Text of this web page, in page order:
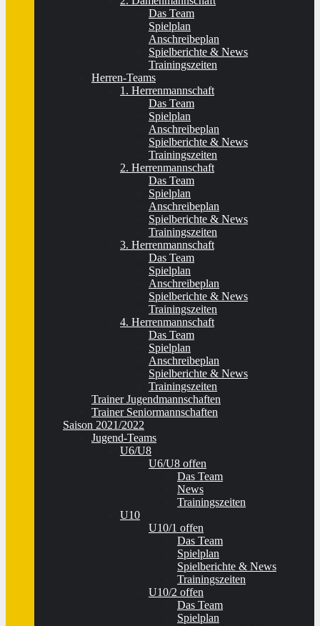
Das Team
Spielplan
Anschreibeplan
Spielberichte & News
Trainingszeiten
Herren-Teams
1. Herrenmannschaft
Das Team
Spielplan
Anschreibeplan
Spielberichte & News
Trainingszeiten
2. Herrenmannschaft
Das Team
Spielplan
Anschreibeplan
Spielberichte & News
Trainingszeiten
3. Herrenmannschaft
Das Team
Spielplan
Anschreibeplan
Spielberichte & News
Trainingszeiten
4. Herrenmannschaft
Das Team
Spielplan
Anschreibeplan
Spielberichte & News
Trainingszeiten
Trainer Jugendmannschaften
Trainer Seniormannschaften
Saison 2021/2022
Jugend-Teams
U6/U8
U6/U8 offen
Das Team
News
Trainingszeiten
U10
U10/1 offen
Das Team
Spielplan
Spielberichte & News
Trainingszeiten
U10/2 offen
Das Team
Spielplan